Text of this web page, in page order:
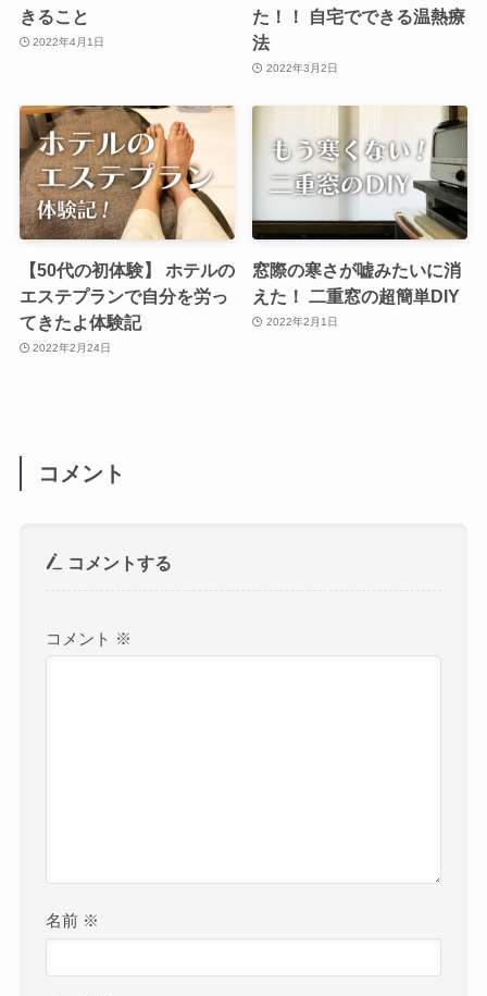
きること
2022年4月1日
た！！ 自宅でできる温熱療
法
2022年3月2日
【50代の初体験】 ホテルの
エステプランで自分を労っ
てきたよ体験記
2022年2月24日
窓際の寒さが嘘みたいに消
えた！ 二重窓の超簡単DIY
2022年2月1日
コメント
コメントする
コメント ※
名前 ※